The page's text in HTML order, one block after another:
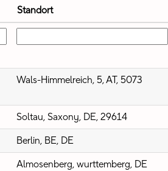
Standort
Wals-Himmelreich, 5, AT, 5073
Soltau, Saxony, DE, 29614
Berlin, BE, DE
Almosenberg, wurttemberg, DE